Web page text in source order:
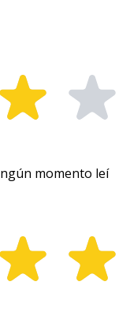
momento leí